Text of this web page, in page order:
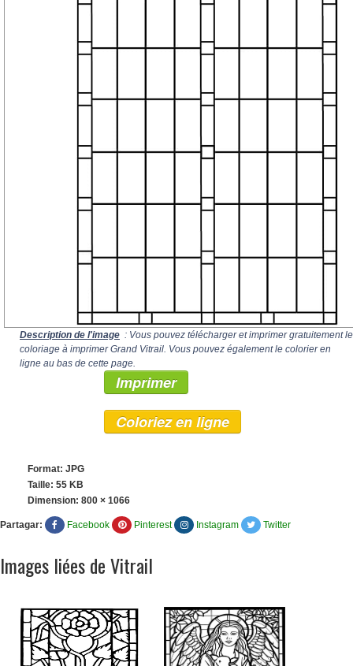
Description de l'image : Vous pouvez télécharger et imprimer gratuitement le
coloriage à imprimer Grand Vitrail. Vous pouvez également le colorier en
ligne au bas de cette page.
Imprimer
Coloriez en ligne
Format: JPG
Taille: 55 KB
Dimension: 800 × 1066
Partagar: Facebook Pinterest Instagram Twitter
Images liées de Vitrail